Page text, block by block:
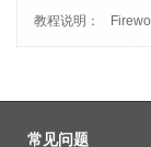
教程说明：
常见问题